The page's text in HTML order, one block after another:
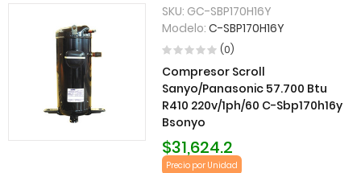
SKU: GC-SBP170H16Y
Modelo:C-SBP170H16Y
(0)
Compresor Scroll
Sanyo/Panasonic 57.700 Btu
R410 220v/1ph/60 C-Sbp170h16y
Bsonyo
$31,624.2
Precio por Unidad